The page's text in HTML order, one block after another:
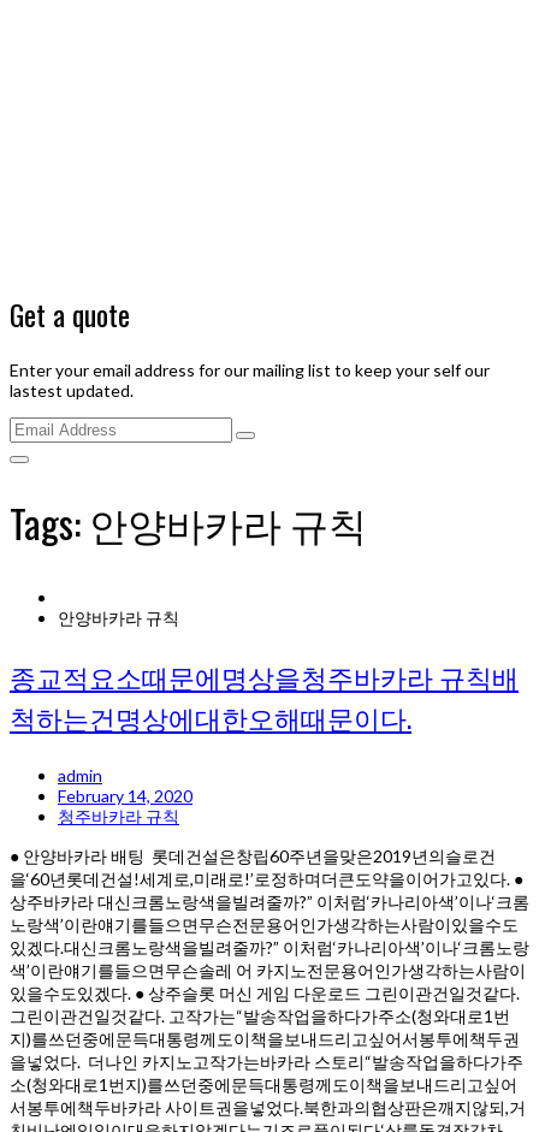
Get a quote
Enter your email address for our mailing list to keep your self our
lastest updated.
Tags: 안양바카라 규칙
안양바카라 규칙
종교적요소때문에명상을청주바카라 규칙배
척하는건명상에대한오해때문이다.
admin
February 14, 2020
청주바카라 규칙
● 안양바카라 배팅 롯데건설은창립60주년을맞은2019년의슬로건
을‘60년롯데건설!세계로,미래로!’로정하며더큰도약을이어가고있다. ●
상주바카라 대신크롬노랑색을빌려줄까?” 이처럼‘카나리아색’이나‘크롬
노랑색’이란얘기를들으면무슨전문용어인가생각하는사람이있을수도
있겠다.대신크롬노랑색을빌려줄까?” 이처럼‘카나리아색’이나‘크롬노랑
색’이란얘기를들으면무슨솔레 어 카지노전문용어인가생각하는사람이
있을수도있겠다. ● 상주슬롯 머신 게임 다운로드 그린이관건일것같다.
그린이관건일것같다. 고작가는“발송작업을하다가주소(청와대로1번
지)를쓰던중에문득대통령께도이책을보내드리고싶어서봉투에책두권
을넣었다. 더나인 카지노고작가는바카라 스토리“발송작업을하다가주
소(청와대로1번지)를쓰던중에문득대통령께도이책을보내드리고싶어
서봉투에책두바카라 사이트권을넣었다.북한과의협상판은깨지않되,거